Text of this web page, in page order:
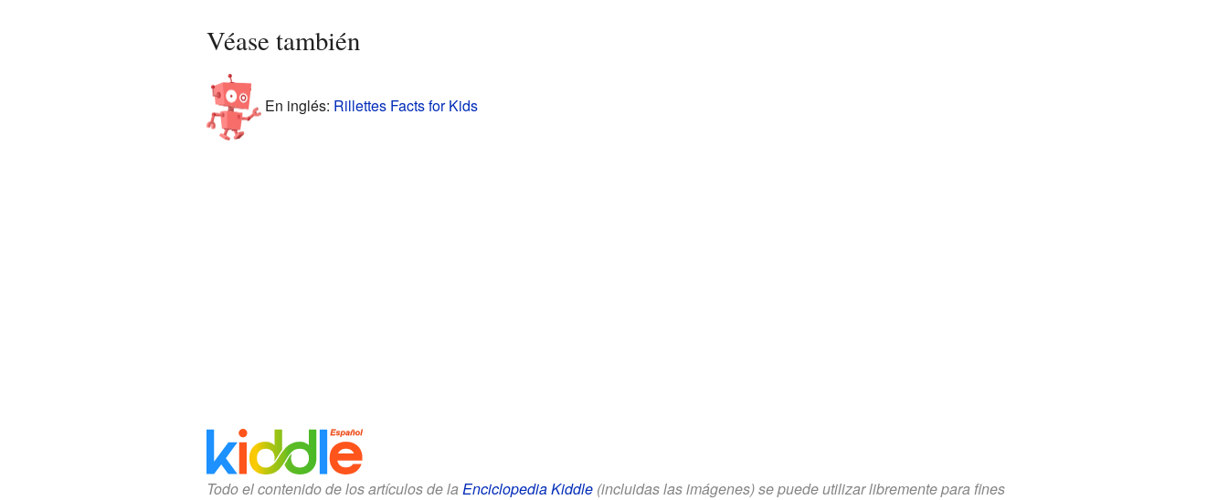
Véase también
En inglés: Rillettes Facts for Kids
Todo el contenido de los artículos de la Enciclopedia Kiddle(incluidas las imágenes) se puede utilizar libremente para fines